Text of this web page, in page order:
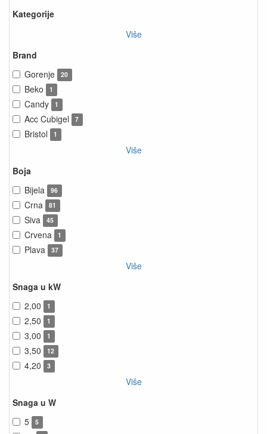
Kategorije
Više
Brand
Gorenje
20
Beko 1
Candy 1
Acc Cubigel 7
Bristol 1
Više
Boja
Bijela
96
Crna 81
Siva 45
Crvena 1
Plava 37
Više
Snaga u kW
2,00
1
2,50 1
3,00 1
3,50 12
4,20 3
Više
Snaga u W
5
5